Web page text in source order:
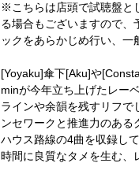
※こちらは店頭で試聴盤と
る場合もございますので、
ックをあらかじめ行い、
[Yoyaku]傘下[Aku]や
minが今年立ち上げたレー
ラインや余韻を残すリフ
ンセワークと推進力のある
ハウス路線の4曲を収録し
時間に良質なタメを生む、